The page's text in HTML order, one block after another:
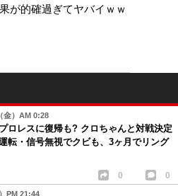
が的確過ぎてヤバイｗｗ
金）AM 0:28
ロレスに復帰も? クロちゃんと対戦決定
転・信号無視でクビも、3ヶ月でリング
0 0
PM 21:44